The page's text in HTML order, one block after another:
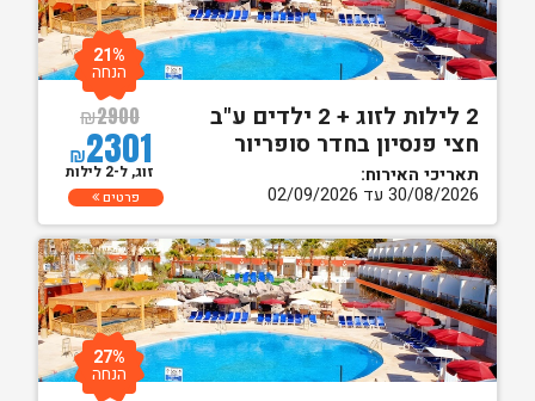
2 לילות לזוג + 2 ילדים ע"ב
חצי פנסיון בחדר סופריור
תאריכי האירוח:
30/08/2026 עד 02/09/2026
₪2900
₪2301
21%
הנחה
זוג, ל-2 לילות
פרטים
27%
הנחה